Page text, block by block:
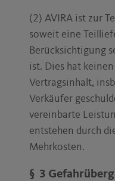
(2) AVIRA ist zur
soweit eine
Berücksichtigung
ist. Dies hat
Vertragsinhalt,
Verkäufer
vereinbarte
entstehen durch
Mehrkosten.
§ 3